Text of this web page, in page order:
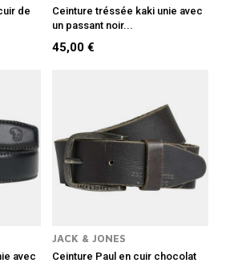
de
Ceinture tréssée kaki unie avec
un passant noir...
45,00 €
avec
JACK & JONES
Ceinture Paul en cuir chocolat